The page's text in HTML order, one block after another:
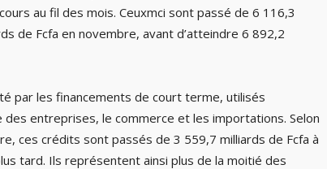
au fil des mois. Ceuxmci sont passé de 6 116,3
de Fcfa en novembre, avant d’atteindre 6 892,2
par les financements de court terme, utilisés
entreprises, le commerce et les importations. Selon
ces crédits sont passés de 3 559,7 milliards de Fcfa à
tard. Ils représentent ainsi plus de la moitié des